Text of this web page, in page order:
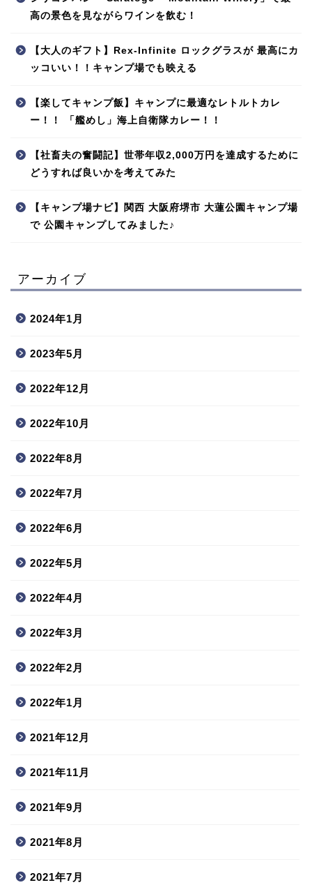
高の景色を見ながらワインを飲む！
【大人のギフト】Rex-Infinite ロックグラスが 最高にカ
ッコいい！！キャンプ場でも映える
【楽してキャンプ飯】キャンプに最適なレトルトカレ
ー！！ 「艦めし」海上自衛隊カレー！！
【社畜夫の奮闘記】世帯年収2,000万円を達成するために
どうすれば良いかを考えてみた
【キャンプ場ナビ】関西 大阪府堺市 大蓮公園キャンプ場
で 公園キャンプしてみました♪
アーカイブ
2024年1月
2023年5月
2022年12月
2022年10月
2022年8月
2022年7月
2022年6月
2022年5月
2022年4月
2022年3月
2022年2月
2022年1月
2021年12月
2021年11月
2021年9月
2021年8月
2021年7月